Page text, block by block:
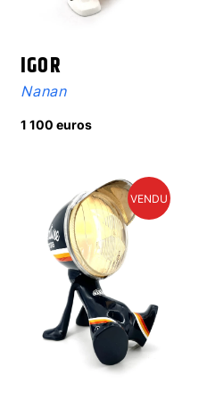
IGOR
Nanan
1 100 euros
VENDU